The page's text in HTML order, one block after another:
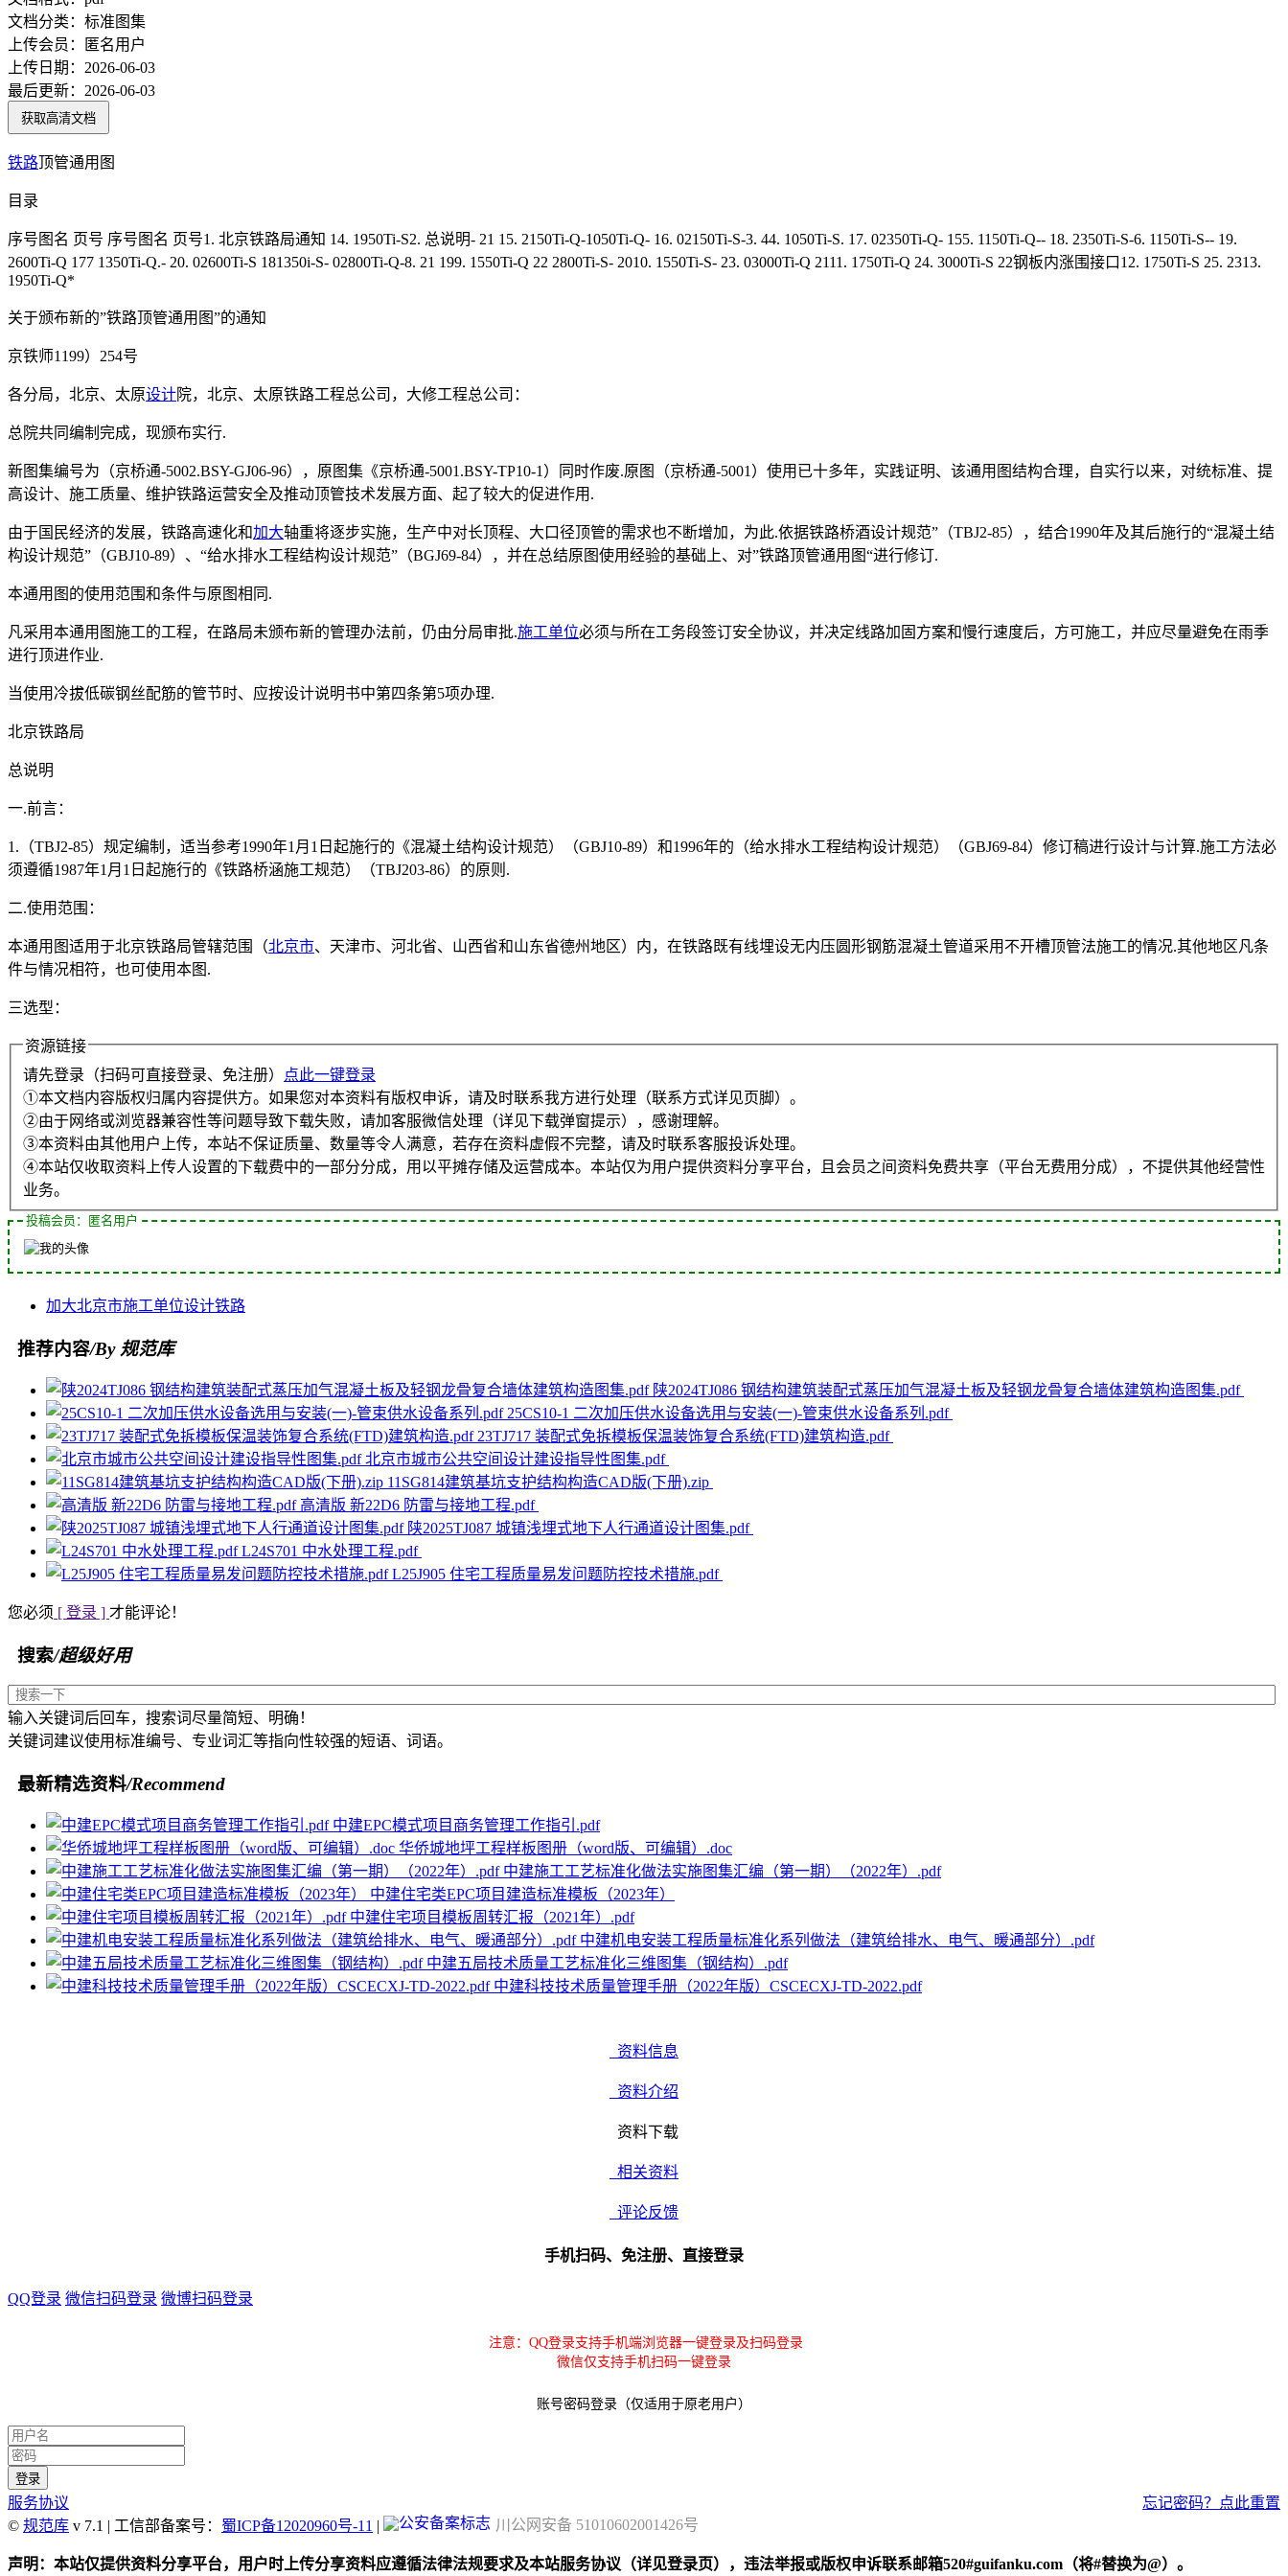
文档分类： 标准图集
上传会员：
匿名用户
上传日期： 2026-06-03
最后更新： 2026-06-03
获取高清文档
铁路顶管通用图
目录
序号图名 页号 序号图名 页号1. 北京铁路局通知 14. 1950Ti-S2. 总说明- 21 15. 2150Ti-Q-1050Ti-Q- 16. 02150Ti-S-3. 44. 1050Ti-S. 17. 02350Ti-Q- 155. 1150Ti-Q-- 18. 2350Ti-S-6. 1150Ti-S-- 19.
2600Ti-Q 177 1350Ti-Q.- 20. 02600Ti-S 181350i-S- 02800Ti-Q-8. 21 199. 1550Ti-Q 22 2800Ti-S- 2010. 1550Ti-S- 23. 03000Ti-Q 2111. 1750Ti-Q 24. 3000Ti-S 22钢板内涨围接口12. 1750Ti-S 25. 2313.
1950Ti-Q*
关于颁布新的”铁路顶管通用图”的通知
京铁师1199）254号
各分局，北京、太原设计院，北京、太原铁路工程总公司，大修工程总公司：
总院共同编制完成，现颁布实行.
新图集编号为（京桥通-5002.BSY-GJ06-96），原图集《京桥通-5001.BSY-TP10-1）同时作废.原图（京桥通-5001）使用已十多年，实践证明、该通用图结构合理，自实行以来，对统标准、提
高设计、施工质量、维护铁路运营安全及推动顶管技术发展方面、起了较大的促进作用.
由于国民经济的发展，铁路高速化和加大轴重将逐步实施，生产中对长顶程、大口径顶管的需求也不断增加，为此.依据铁路桥酒设计规范”（TBJ2-85），结合1990年及其后施行的“混凝土结
构设计规范”（GBJ10-89）、“给水排水工程结构设计规范”（BGJ69-84），并在总结原图使用经验的基础上、对”铁路顶管通用图“进行修订.
本通用图的使用范围和条件与原图相同.
凡采用本通用图施工的工程，在路局未颁布新的管理办法前，仍由分局审批.施工单位必须与所在工务段签订安全协议，并决定线路加固方案和慢行速度后，方可施工，并应尽量避免在雨季
进行顶进作业.
当使用冷拔低碳钢丝配筋的管节时、应按设计说明书中第四条第5项办理.
北京铁路局
总说明
一.前言：
1.（TBJ2-85）规定编制，适当参考1990年1月1日起施行的《混凝土结构设计规范）（GBJ10-89）和1996年的（给水排水工程结构设计规范）（GBJ69-84）修订稿进行设计与计算.施工方法必
须遵循1987年1月1日起施行的《铁路桥涵施工规范）（TBJ203-86）的原则.
二.使用范围：
本通用图适用于北京铁路局管辖范围（北京市、天津市、河北省、山西省和山东省德州地区）内，在铁路既有线埋设无内压圆形钢筋混凝土管道采用不开槽顶管法施工的情况.其他地区凡条
件与情况相符，也可使用本图.
三选型：
资源链接
请先登录（扫码可直接登录、免注册）
点此一键登录
①本文档内容版权归属内容提供方。如果您对本资料有版权申诉，请及时联系我方进行处理（联系方式详见页脚）。
②由于网络或浏览器兼容性等问题导致下载失败，请加客服微信处理（详见下载弹窗提示），感谢理解。
③本资料由其他用户上传，本站不保证质量、数量等令人满意，若存在资料虚假不完整，请及时联系客服投诉处理。
④本站仅收取资料上传人设置的下载费中的一部分分成，用以平摊存储及运营成本。本站仅为用户提供资料分享平台，且会员之间资料免费共享（平台无费用分成），不提供其他经营性
业务。
投稿会员：匿名用户
加大北京市施工单位设计铁路
推荐内容/By 规范库
陕2024TJ086 钢结构建筑装配式蒸压加气混凝土板及轻钢龙骨复合墙体建筑构造图集.pdf
25CS10-1 二次加压供水设备选用与安装(一)-管束供水设备系列.pdf
23TJ717 装配式免拆模板保温装饰复合系统(FTD)建筑构造.pdf
北京市城市公共空间设计建设指导性图集.pdf
11SG814建筑基坑支护结构构造CAD版(下册).zip
高清版 新22D6 防雷与接地工程.pdf
陕2025TJ087 城镇浅埋式地下人行通道设计图集.pdf
L24S701 中水处理工程.pdf
L25J905 住宅工程质量易发问题防控技术措施.pdf
您必须 [ 登录 ] 才能评论！
搜索/超级好用
输入关键词后回车，搜索词尽量简短、明确！
关键词建议使用标准编号、专业词汇等指向性较强的短语、词语。
最新精选资料/Recommend
中建EPC模式项目商务管理工作指引.pdf
华侨城地坪工程样板图册（word版、可编辑）.doc
中建施工工艺标准化做法实施图集汇编（第一期）（2022年）.pdf
中建住宅类EPC项目建造标准模板（2023年）
中建住宅项目模板周转汇报（2021年）.pdf
中建机电安装工程质量标准化系列做法（建筑给排水、电气、暖通部分）.pdf
中建五局技术质量工艺标准化三维图集（钢结构）.pdf
中建科技技术质量管理手册（2022年版）CSCECXJ-TD-2022.pdf
资料信息
资料介绍
资料下载
相关资料
评论反馈
手机扫码、免注册、直接登录
QQ登录 微信扫码登录 微博扫码登录
注意：QQ登录支持手机端浏览器一键登录及扫码登录
微信仅支持手机扫码一键登录
账号密码登录（仅适用于原老用户）
服务协议
忘记密码？点此重置
© 规范库 v 7.1 | 工信部备案号： 蜀ICP备12020960号-11 | 川公网安备 51010602001426号
声明：本站仅提供资料分享平台，用户时上传分享资料应遵循法律法规要求及本站服务协议（详见登录页），违法举报或版权申诉联系邮箱520#guifanku.com（将#替换为@）。